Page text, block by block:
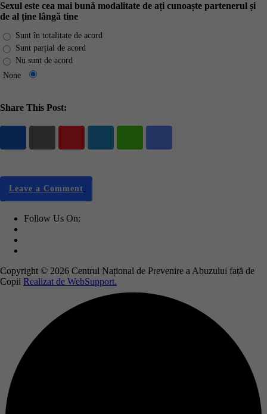
Sexul este cea mai bună modalitate de ați cunoaște partenerul și
de al ține lângă tine
Sunt în totalitate de acord
Sunt parțial de acord
Nu sunt de acord
None
Share This Post:
via
Leave a Comment
Follow Us On:
Copyright © 2026 Centrul Național de Prevenire a Abuzului față de
Copii Realizat de WebSupport.